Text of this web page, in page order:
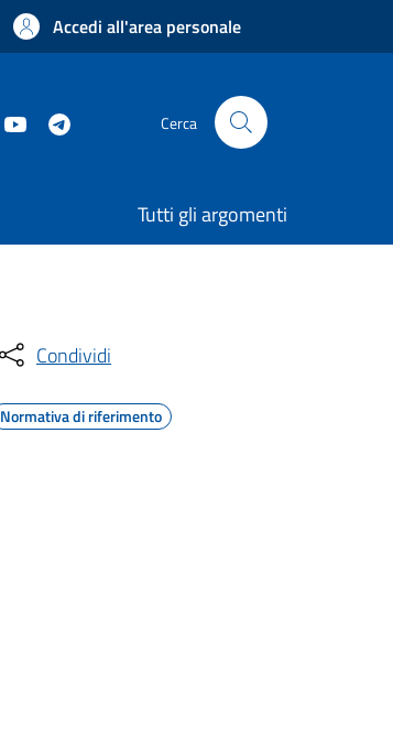
Accedi all'area personale
Cerca
Tutti gli argomenti
Condividi
Normativa di riferimento